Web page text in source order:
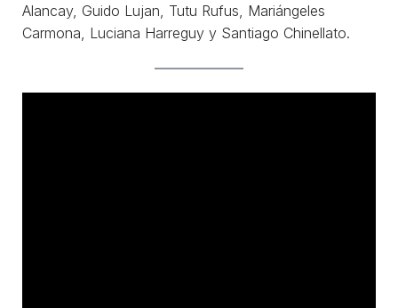
Alancay, Guido Lujan, Tutu Rufus, Mariángeles
Carmona, Luciana Harreguy y Santiago Chinellato.